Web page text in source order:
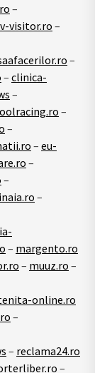
–
visitor.ro –
–
– clinica-
–
–
–
– eu-
–
–
–
– margento.ro
– muuz.ro –
online.ro
–
– reclama24.ro
–